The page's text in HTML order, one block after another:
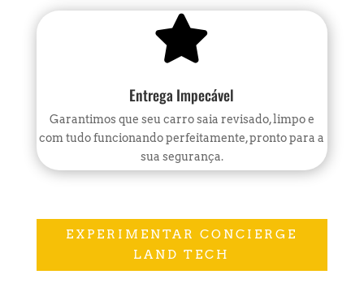

Entrega Impecável
Garantimos que seu carro saia revisado, limpo e
com tudo funcionando perfeitamente, pronto para a
sua segurança.
EXPERIMENTAR CONCIERGE
LAND TECH